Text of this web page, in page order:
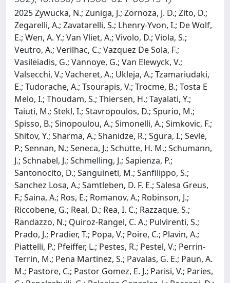
2025 Zywucka, N.; Zuniga, J.; Zornoza, J. D.; Zito, D.;
Zegarelli, A.; Zavatarelli, S.; Lhenry-Yvon, I.; De Wolf,
E.; Wen, A. Y.; Van Vliet, A.; Vivolo, D.; Viola, S.;
Veutro, A.; Verilhac, C.; Vazquez De Sola, F.;
Vasileiadis, G.; Vannoye, G.; Van Elewyck, V.;
Valsecchi, V.; Vacheret, A.; Ukleja, A.; Tzamariudaki,
E.; Tudorache, A.; Tsourapis, V.; Trocme, B.; Tosta E
Melo, I.; Thoudam, S.; Thiersen, H.; Tayalati, Y.;
Taiuti, M.; Stekl, I.; Stavropoulos, D.; Spurio, M.;
Spisso, B.; Sinopoulou, A.; Simonelli, A.; Simkovic, F.;
Shitov, Y.; Sharma, A.; Shanidze, R.; Sgura, I.; Sevle,
P.; Sennan, N.; Seneca, J.; Schutte, H. M.; Schumann,
J.; Schnabel, J.; Schmelling, J.; Sapienza, P.;
Santonocito, D.; Sanguineti, M.; Sanfilippo, S.;
Sanchez Losa, A.; Samtleben, D. F. E.; Salesa Greus,
F.; Saina, A.; Ros, E.; Romanov, A.; Robinson, J.;
Riccobene, G.; Real, D.; Rea, I. C.; Razzaque, S.;
Randazzo, N.; Quiroz-Rangel, C. A.; Pulvirenti, S.;
Prado, J.; Pradier, T.; Popa, V.; Poire, C.; Plavin, A.;
Piattelli, P.; Pfeiffer, L.; Pestes, R.; Pestel, V.; Perrin-
Terrin, M.; Pena Martinez, S.; Pavalas, G. E.; Paun, A.
M.; Pastore, C.; Pastor Gomez, E. J.; Parisi, V.; Paries,